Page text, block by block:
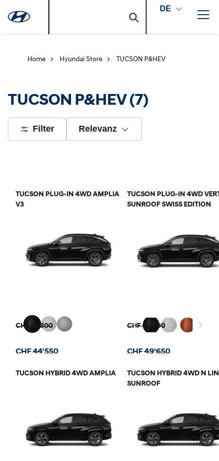
DE
Home Hyundai Store TUCSON P&HEV
TUCSON P&HEV(7)
Filter Relevanz
TUCSON PLUG-IN 4WD AMPLIA
V3
CHF 55'300
CHF 44'550
TUCSON PLUG-IN 4WD
SUNROOF SWISS EDITION
CHF 62'400
CHF 49'650
TUCSON HYBRID 4WD AMPLIA
TUCSON HYBRID 4WD N
SUNROOF